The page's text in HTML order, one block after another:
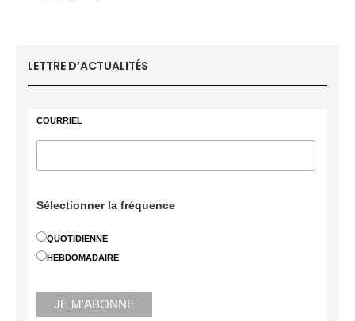
LETTRE D’ACTUALITÉS
COURRIEL
Sélectionner la fréquence
QUOTIDIENNE
HEBDOMADAIRE